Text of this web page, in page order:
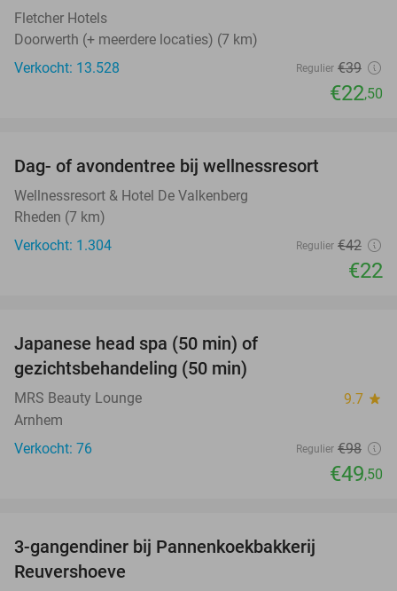
Fletcher Hotels
Doorwerth (+ meerdere locaties) (7 km)
Verkocht: 13.528
Regulier €39
€22,50
Dag- of avondentree bij wellnessresort
Wellnessresort & Hotel De Valkenberg
Rheden (7 km)
Verkocht: 1.304
Regulier €42
€22
Japanese head spa (50 min) of
gezichtsbehandeling (50 min)
MRS Beauty Lounge 9.7 star
Arnhem
Verkocht: 76
Regulier €98
€49,50
3-gangendiner bij Pannenkoekbakkerij
Reuvershoeve